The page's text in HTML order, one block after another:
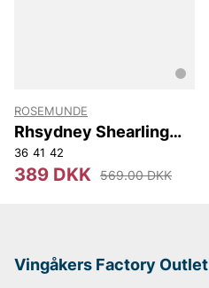
ROSEMUNDE
Rhsydney Shearling
Reversed Slippers
36 41 42
389 DKK 569.00 DKK
Vingåkers Factory Outlet